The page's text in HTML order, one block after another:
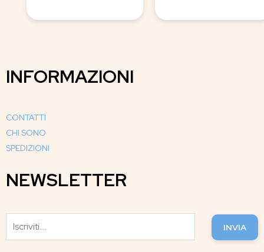
INFORMAZIONI
CONTATTI
CHI SONO
SPEDIZIONI
NEWSLETTER
INVIA